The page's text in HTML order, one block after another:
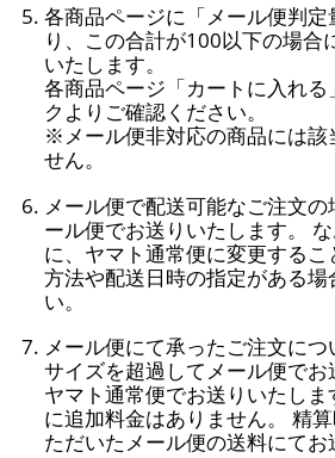
各商品ページに「メール便判
り、この合計が100以下の場合
いたします。
各商品ページ「カートに入れ
クよりご確認ください。
※メール便非対応の商品には該
せん。
メール便で配送可能なご注文
ール便でお送りいたします。
に、ヤマト通常便に変更する
方法や配送日時の指定がある場
い。
メール便にて承ったご注文に
サイズを超過してメール便で
ヤマト通常便でお送りいたし
に追加料金はありません。 精
ただいたメール便の送料にてお